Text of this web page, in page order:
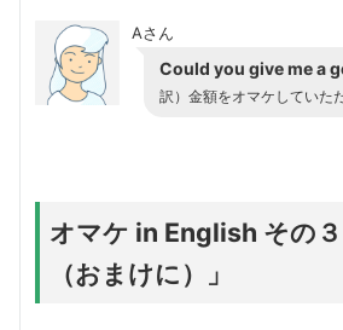
Aさん
Could you give me a
訳）金額をオマケしていた
オマケ in English その
（おまけに）」